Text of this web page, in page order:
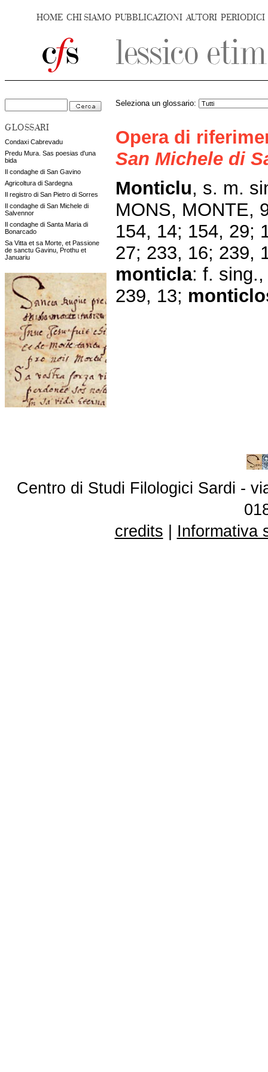
HOME CHI SIAMO PUBBLICAZIONI AUTORI PERIODICI
GLOSSARI
Condaxi Cabrevadu
Predu Mura. Sas poesias d'una
bida
Il condaghe di San Gavino
Agricoltura di Sardegna
Il registro di San Pietro di Sorres
Il condaghe di San Michele di
Salvennor
Il condaghe di Santa Maria di
Bonarcado
Sa Vitta et sa Morte, et Passione
de sanctu Gavinu, Prothu et
Januariu
Seleziona un glossario:
Opera di
San Michele di
Monticlu, s. m.
MONS, MONTE,
154, 14; 154, 29;
27; 233, 16; 239,
monticla: f. sing.,
239, 13;
Centro di Studi Filologici Sardi -
credits
Informativa